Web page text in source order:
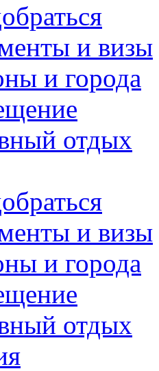
и визы
и города
отдых
и визы
и города
отдых